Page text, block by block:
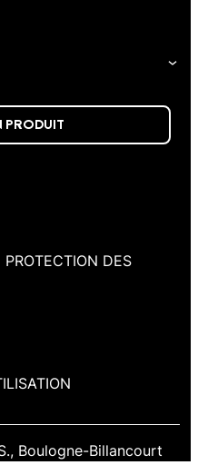
en les
PRODUIT
DES
Boulogne-Billancourt